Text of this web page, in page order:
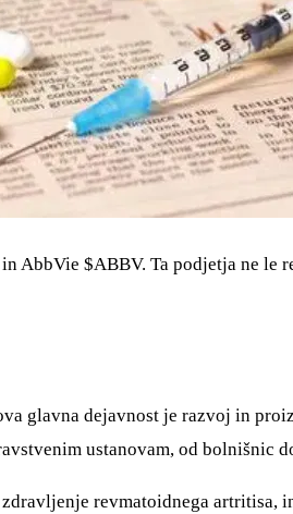
in AbbVie $ABBV. Ta podjetja ne le
glavna dejavnost je razvoj in
ustanovam, od bolnišnic
revmatoidnega artritisa,